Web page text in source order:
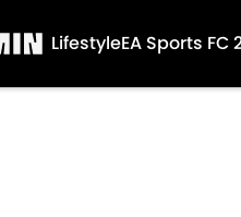
LifestyleEA Sports FC